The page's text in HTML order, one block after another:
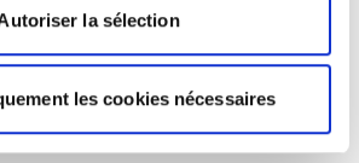
la sélection
les cookies nécessaires